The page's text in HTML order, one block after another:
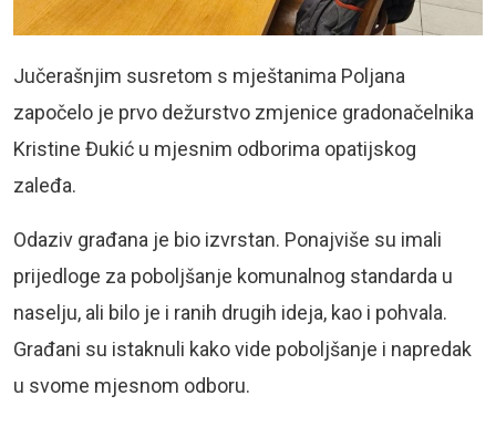
Jučerašnjim susretom s mještanima Poljana
započelo je prvo dežurstvo zmjenice gradonačelnika
Kristine Đukić u mjesnim odborima opatijskog
zaleđa.
Odaziv građana je bio izvrstan. Ponajviše su imali
prijedloge za poboljšanje komunalnog standarda u
naselju, ali bilo je i ranih drugih ideja, kao i pohvala.
Građani su istaknuli kako vide poboljšanje i napredak
u svome mjesnom odboru.